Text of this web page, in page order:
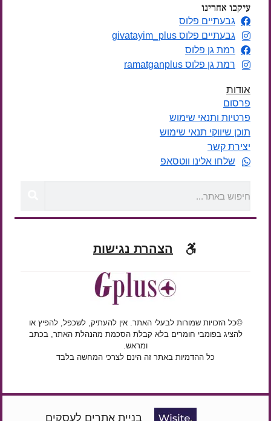
עיקבו אחרינו
גבעתיים פלוס
גבעתיים פלוס givatayim_plus
רמת גן פלוס
רמת גן פלוס ramatganplus
אודות
פרסום
פרטיות ותנאי שימוש
תוכן שיווקי תנאי שימוש
יצירת קשר
שלחו אלינו ווטסאפ
הצהרת נגישות
©כל הזכויות שמורות לבעלי האתר. אין להעתיק, לשכפל, להפיץ או
להציג בפומבי חומרים בלא קבלת הסכמת מהנהלת האתר, בכתב
ומראש.
כל ההדמיות באתר זה הינם לצרכי המחשה בלבד
בניית אתרים לעסקים